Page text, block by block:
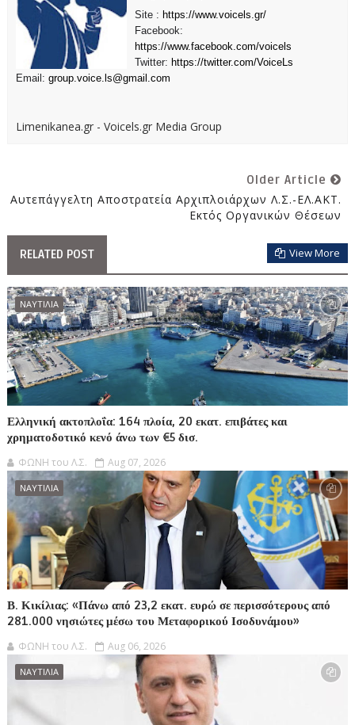
Site : https://www.voicels.gr/
Facebook:
https://www.facebook.com/voicels
Twitter: https://twitter.com/VoiceLs
Email: group.voice.ls@gmail.com
Limenikanea.gr - Voicels.gr Media Group
Older Article
Αυτεπάγγελτη Αποστρατεία Αρχιπλοιάρχων Λ.Σ.-ΕΛ.ΑΚΤ.
Εκτός Οργανικών Θέσεων
RELATED POST View More
ΝΑΥΤΙΛΙΑ
Ελληνική ακτοπλοΐα: 164 πλοία, 20 εκατ. επιβάτες και
χρηματοδοτικό κενό άνω των €5 δισ.
ΦΩΝΗ του Λ.Σ. Aug 07, 2026
ΝΑΥΤΙΛΙΑ
Β. Κικίλιας: «Πάνω από 23,2 εκατ. ευρώ σε περισσότερους από
281.000 νησιώτες μέσω του Μεταφορικού Ισοδυνάμου»
ΦΩΝΗ του Λ.Σ. Aug 06, 2026
ΝΑΥΤΙΛΙΑ